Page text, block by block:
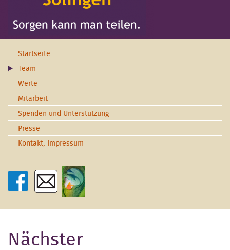
Startseite
Team
Werte
Mitarbeit
Spenden und Unterstützung
Presse
Kontakt, Impressum
Nächster